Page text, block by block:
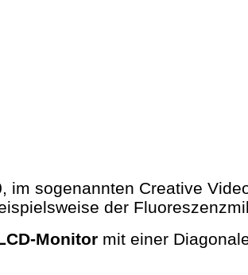
im sogenannten Creative
der
Monitor mit einer